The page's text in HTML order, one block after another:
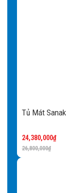
Tủ Mát
26,800,000₫
24,380,000₫